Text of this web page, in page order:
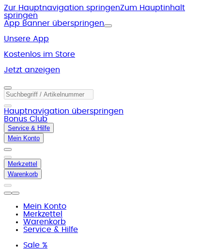
Zur Hauptnavigation springenZum Hauptinhalt
springen
App Banner überspringen
Unsere App
Kostenlos im Store
Jetzt anzeigen
Hauptnavigation überspringen
Bonus Club
Service & Hilfe
Mein Konto
Merkzettel
Warenkorb
Mein Konto
Merkzettel
Warenkorb
Service & Hilfe
Sale %